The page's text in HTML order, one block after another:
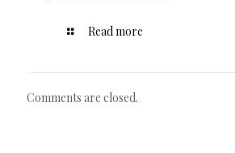
Read more
Comments are closed.